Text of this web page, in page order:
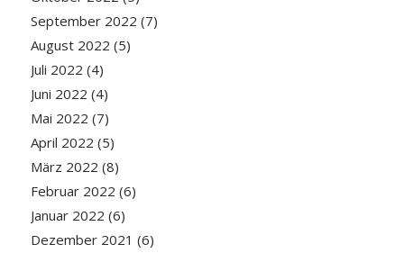
September 2022 (7)
August 2022 (5)
Juli 2022 (4)
Juni 2022 (4)
Mai 2022 (7)
April 2022 (5)
März 2022 (8)
Februar 2022 (6)
Januar 2022 (6)
Dezember 2021 (6)